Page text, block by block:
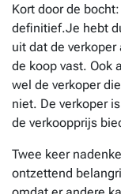
Kort door de
definitief.Je hebt
uit dat de
de koop vast. Ook
wel de verkoper
niet. De verkoper
de verkoopprijs
Twee keer
ontzettend